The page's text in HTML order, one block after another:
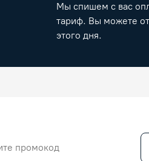
Мы спишем с вас
тариф. Вы можете
этого дня.